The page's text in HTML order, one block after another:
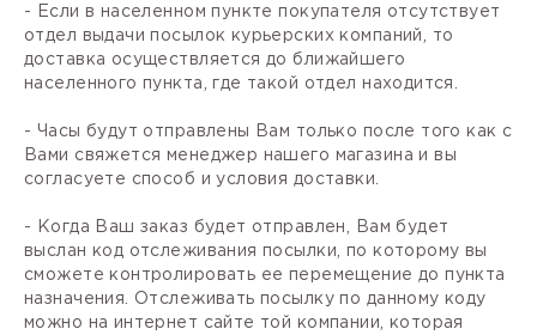
- Если в населенном пункте покупателя отсутствует
отдел выдачи посылок курьерских компаний, то
доставка осуществляется до ближайшего
населенного пункта, где такой отдел находится.
- Часы будут отправлены Вам только после того как с
Вами свяжется менеджер нашего магазина и вы
согласуете способ и условия доставки.
- Когда Ваш заказ будет отправлен, Вам будет
выслан код отслеживания посылки, по которому вы
сможете контролировать ее перемещение до пункта
назначения. Отслеживать посылку по данному коду
можно на интернет сайте той компании, которая